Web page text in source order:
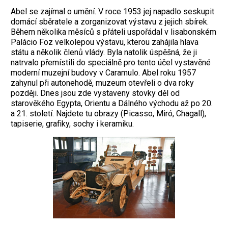
Abel se zajímal o umění. V roce 1953 jej napadlo seskupit
domácí sběratele a zorganizovat výstavu z jejich sbírek.
Během několika měsíců s přáteli uspořádal v lisabonském
Palácio Foz velkolepou výstavu, kterou zahájila hlava
státu a několik členů vlády. Byla natolik úspěšná, že ji
natrvalo přemístili do speciálně pro tento účel vystavěné
moderní muzejní budovy v Caramulo. Abel roku 1957
zahynul při autonehodě, muzeum otevřeli o dva roky
později. Dnes jsou zde vystaveny stovky děl od
starověkého Egypta, Orientu a Dálného východu až po 20.
a 21. století. Najdete tu obrazy (Picasso, Miró, Chagall),
tapiserie, grafiky, sochy i keramiku.